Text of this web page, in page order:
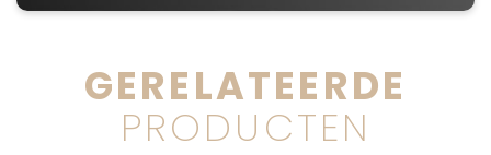
GERELATEERDE
PRODUCTEN